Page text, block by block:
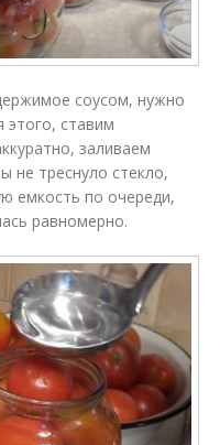
соусом, нужно
этого, ставим
заливаем
не треснуло стекло,
емкость по очереди,
равномерно.